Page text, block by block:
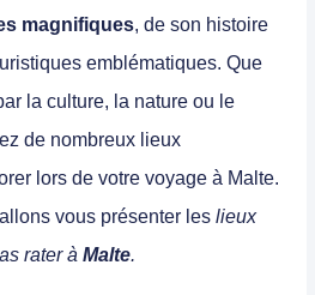
magnifiques, de son histoire
emblématiques. Que
la culture, la nature ou le
de nombreux lieux
lors de votre voyage à Malte.
vous présenter les lieux
rater à Malte.